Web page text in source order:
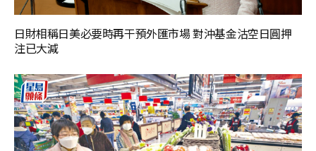
日財相稱日美必要時再干預外匯市場 對沖基金沽空日圓押
注已大減